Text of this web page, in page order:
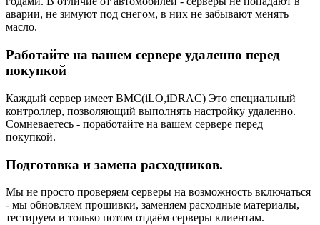
аварии, не зимуют под снегом, в них не забывают менять
масло.
Работайте на вашем сервере удаленно перед
покупкой
Каждый сервер имеет BMC(iLO,iDRAC) Это специальный
контроллер, позволяющий выполнять настройку удаленно.
Сомневаетесь - поработайте на вашем сервере перед
покупкой.
Подготовка и замена расходников.
Мы не просто проверяем серверы на возможность включаться
- мы обновляем прошивки, заменяем расходные материалы,
тестируем и только потом отдаём серверы клиентам.